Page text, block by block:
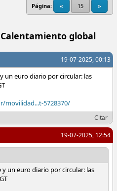
Página: « 15 »
global
19-07-2025, 00:13
un euro diario por circular: las
movilidad...t-5728370/
Citar
19-07-2025, 12:54
un euro diario por circular: las